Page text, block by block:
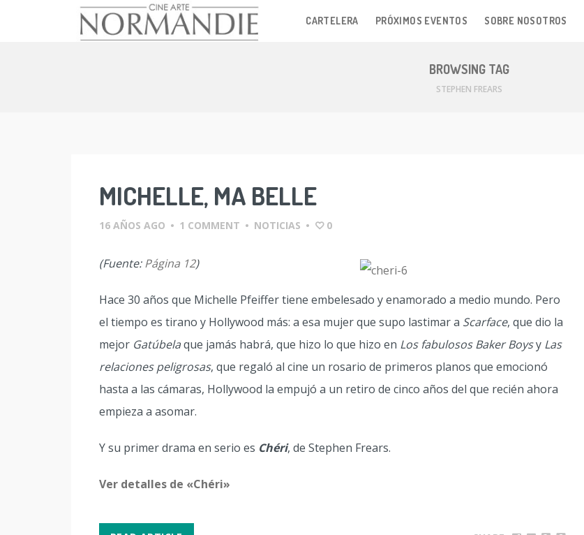
CARTELERA PRÓXIMOS EVENTOS SOBRE NOSOTROS
BROWSING TAG
STEPHEN FREARS
MICHELLE, MA BELLE
16 AÑOS AGO • 1 COMMENT • NOTICIAS • 0
(Fuente:Página 12)
Hace 30 años que Michelle Pfeiffer tiene embelesado y enamorado a medio mundo. Pero
el tiempo es tirano y Hollywood más: a esa mujer que supo lastimar a Scarface, que dio la
mejor Gatúbelaque jamás habrá, que hizo lo que hizo en Los fabulosos Baker Boysy Las
relaciones peligrosas, que regaló al cine un rosario de primeros planos que emocionó
hasta a las cámaras, Hollywood la empujó a un retiro de cinco años del que recién ahora
empieza a asomar.
Y su primer drama en serio es Chéri, de Stephen Frears.
Ver detalles de «Chéri»